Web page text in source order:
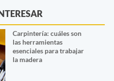
Carpintería: cuáles son
las herramientas
esenciales para trabajar
la madera